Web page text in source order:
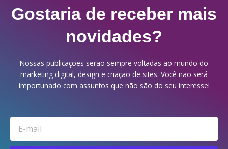
Gostaria de receber mais
novidades?
Nossas publicações serão sempre voltadas ao mundo do
marketing digital, design e criação de sites. Você não será
importunado com assuntos que não são do seu interesse!
Email